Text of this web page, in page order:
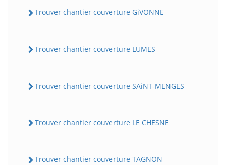
Trouver chantier couverture GiVONNE
Trouver chantier couverture LUMES
Trouver chantier couverture SAiNT-MENGES
Trouver chantier couverture LE CHESNE
Trouver chantier couverture TAGNON